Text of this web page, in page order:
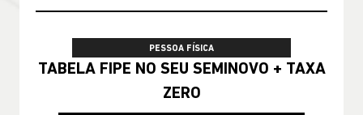
PESSOA FÍSICA
TABELA FIPE NO SEU SEMINOVO + TAXA
ZERO